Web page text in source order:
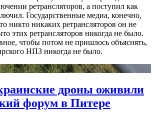
ретрансляторов, а поступил как
Государственные медиа, конечно,
никто никаких ретрансляторов он не
этих ретрансляторов никогда не было.
чтобы потом не пришлось объяснять,
НПЗ никогда не было.
дроны оживили
форум в Питере